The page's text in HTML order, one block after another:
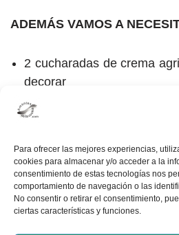
Para ofrecer las mejores experiencias,
cookies para almacenar y/o acceder a la
consentimiento de estas tecnologías nos
comportamiento de navegación o las
No consentir o retirar el consentimiento,
ciertas características y funciones.
ADEMÁS VAMOS A
2 cucharadas de crema
decorar
8 almendras (4 por
papas
Tablas de equivalencias de